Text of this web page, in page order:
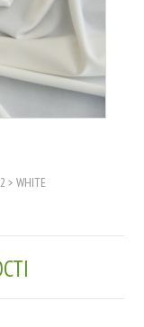
> WHITE